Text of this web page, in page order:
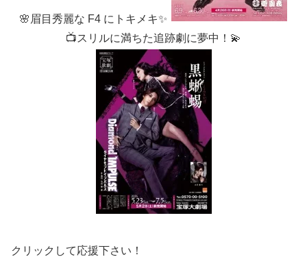
🌸眉目秀麗な F4 にトキメキ✨
📺スリルに満ちた追跡劇に夢中！💫
クリックして応援下さい！